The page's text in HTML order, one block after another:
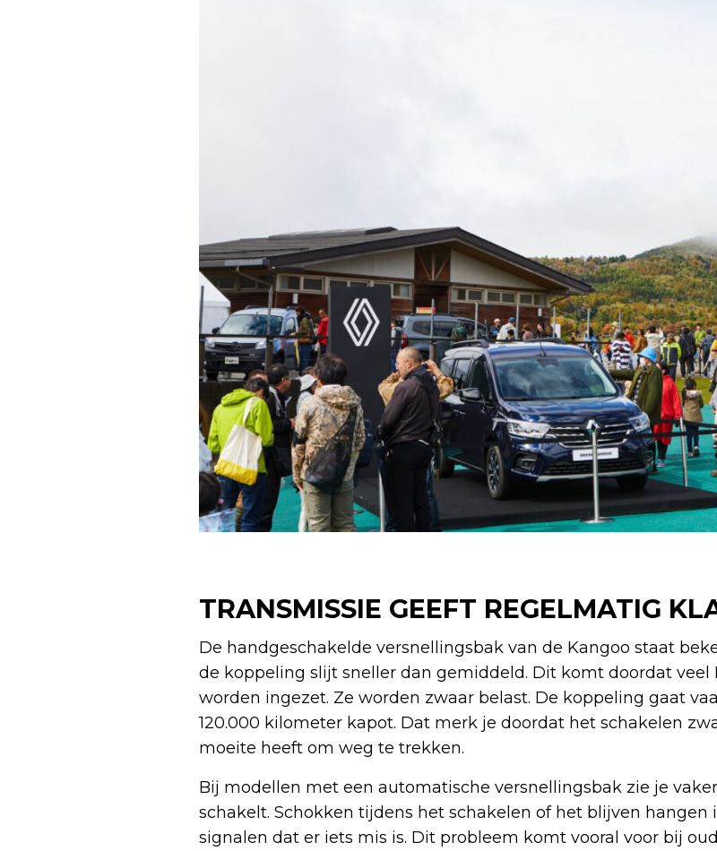
TRANSMISSIE GEEFT REGELMATIG
De handgeschakelde versnellingsbak van de Kangoo staat
de koppeling slijt sneller dan gemiddeld. Dit komt doordat veel
worden ingezet. Ze worden zwaar belast. De koppeling gaat
120.000 kilometer kapot. Dat merk je doordat het schakelen
moeite heeft om weg te trekken.
Bij modellen met een automatische versnellingsbak zie je
schakelt. Schokken tijdens het schakelen of het blijven hangen
signalen dat er iets mis is. Dit probleem komt vooral voor bij